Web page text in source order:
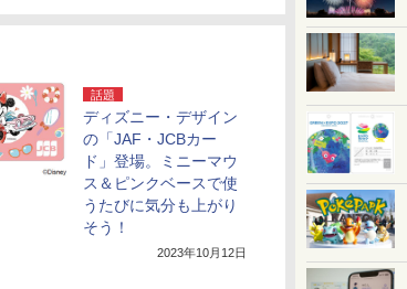
話題
ディズニー・デザイン
の「JAF・JCBカー
ド」登場。ミニーマウ
ス＆ピンクベースで使
うたびに気分も上がり
そう！
2023年10月12日